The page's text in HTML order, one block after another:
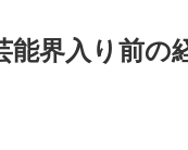
界入り前の